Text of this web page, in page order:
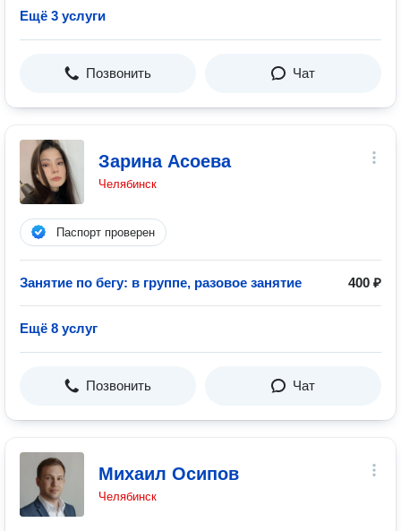
Ещё 3 услуги
Позвонить Чат
Зарина Асоева
Челябинск
Паспорт проверен
Занятие по бегу: в группе, разовое занятие 400 ₽
Ещё 8 услуг
Позвонить Чат
Михаил Осипов
Челябинск